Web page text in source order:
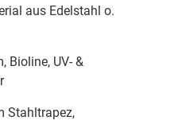
aus Edelstahl o.
Bioline, UV- &
Stahltrapez,